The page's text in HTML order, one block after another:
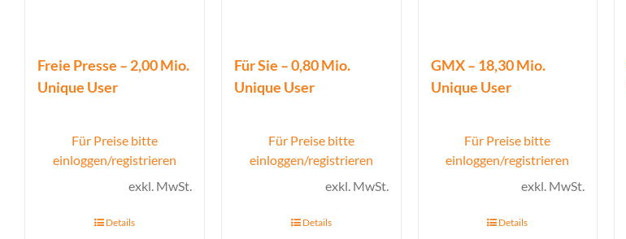
Freie Presse – 2,00 Mio.
Unique User
Für Preise bitte
einloggen/registrieren
exkl. MwSt.
Details
Für Sie – 0,80 Mio.
Unique User
Für Preise bitte
einloggen/registrieren
exkl. MwSt.
Details
GMX – 18,30 Mio.
Unique User
Für Preise bitte
einloggen/registrieren
exkl. MwSt.
Details